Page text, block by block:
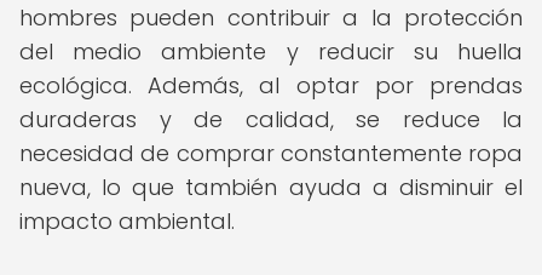
hombres pueden contribuir a la protección
del medio ambiente y reducir su huella
ecológica. Además, al optar por prendas
duraderas y de calidad, se reduce la
necesidad de comprar constantemente ropa
nueva, lo que también ayuda a disminuir el
impacto ambiental.